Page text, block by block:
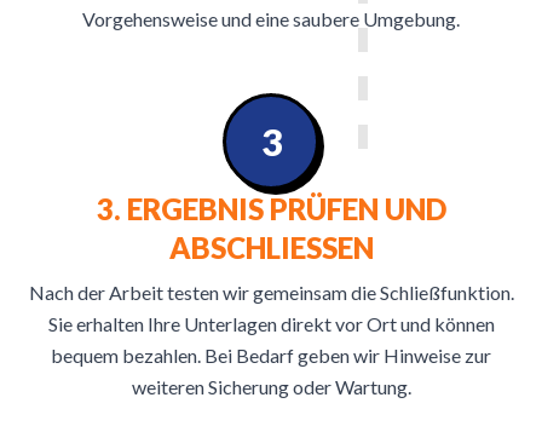
Vorgehensweise und eine saubere Umgebung.
3. ERGEBNIS PRÜFEN UND
ABSCHLIESSEN
Nach der Arbeit testen wir gemeinsam die Schließfunktion.
Sie erhalten Ihre Unterlagen direkt vor Ort und können
bequem bezahlen. Bei Bedarf geben wir Hinweise zur
weiteren Sicherung oder Wartung.
3